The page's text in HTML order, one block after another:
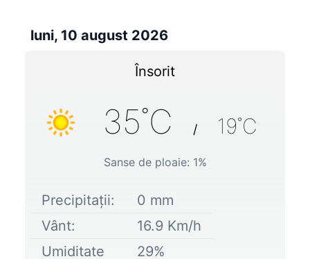
luni, 10 august 2026
Însorit
35˚C / 19˚C
Sanse de ploaie: 1%
Precipitații: 0 mm
Vânt:
16.9 Km/h
Umiditate
29%